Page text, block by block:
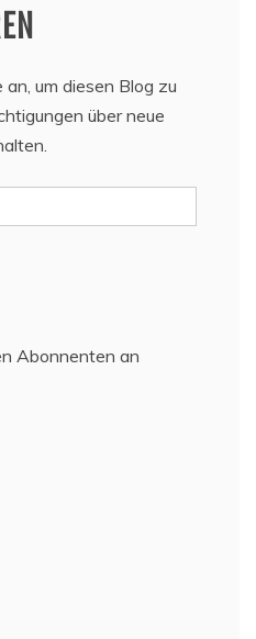
um diesen Blog zu
über neue
Abonnenten an